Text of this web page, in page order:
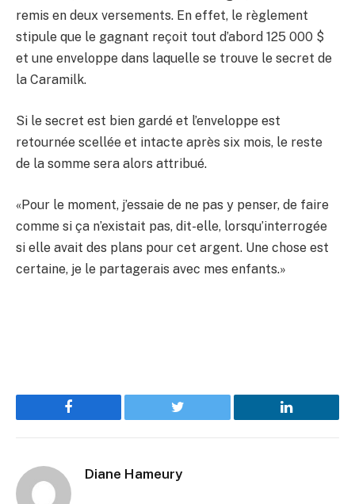
remis en deux versements. En effet, le règlement
stipule que le gagnant reçoit tout d’abord 125 000 $
et une enveloppe dans laquelle se trouve le secret de
la Caramilk.
Si le secret est bien gardé et l’enveloppe est
retournée scellée et intacte après six mois, le reste
de la somme sera alors attribué.
«Pour le moment, j’essaie de ne pas y penser, de faire
comme si ça n’existait pas, dit-elle, lorsqu’interrogée
si elle avait des plans pour cet argent. Une chose est
certaine, je le partagerais avec mes enfants.»
Facebook Twitter LinkedIn
Diane Hameury